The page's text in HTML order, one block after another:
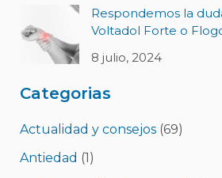
Respondemos la
Voltadol Forte o
8 julio, 2024
Categorias
Actualidad y consejos(69)
Antiedad (1)